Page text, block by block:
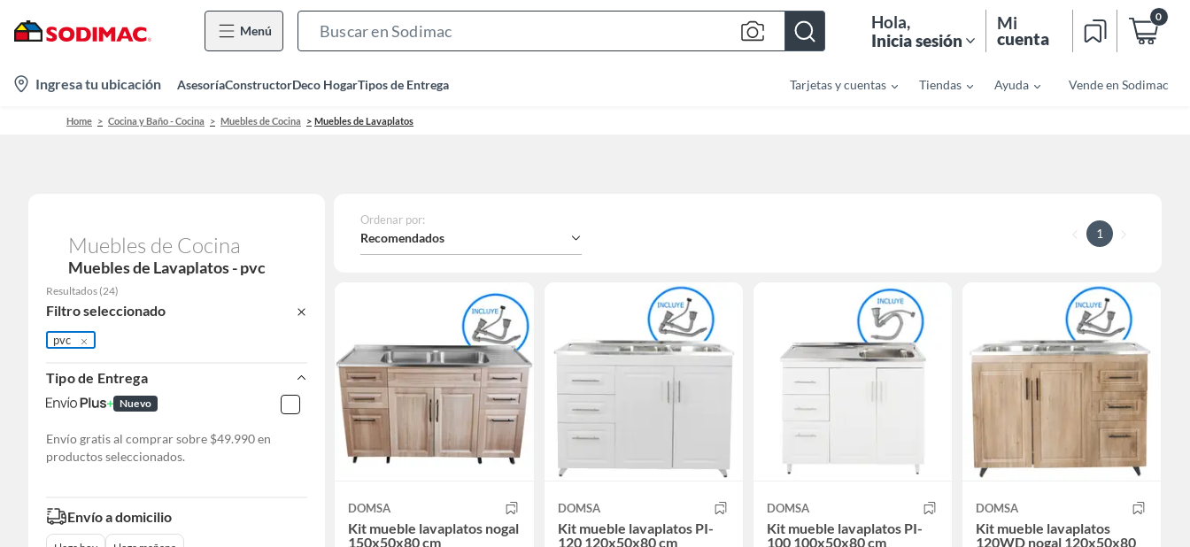
Menú
Bar
Hola,
Inicia sesión
Mi
cuenta
0
location-
icon
Ingresa tu ubicación AsesoríaConstructorDeco HogarTipos de Entrega Tarjetas y cuentas Tiendas Ayuda Vende en Sodimac
Home Cocina y Baño - Cocina Muebles de Cocina Muebles de Lavaplatos
Muebles de Cocina
Muebles de Lavaplatos - pvc
Resultados (24)
Filtro seleccionado
pvc
Tipo de Entrega
Nuevo
Envío gratis al comprar sobre $49.990 en
productos seleccionados.
Envío a domicilio
Ordenar por:
Recomendados 1
DOMSA
Kit mueble lavaplatos nogal
150x50x80 cm
DOMSA
Kit mueble lavaplatos PI-
120 120x50x80 cm
DOMSA
Kit mueble lavaplatos PI-
100 100x50x80 cm
DOMSA
Kit mueble lavaplatos
120WD nogal 120x50x80